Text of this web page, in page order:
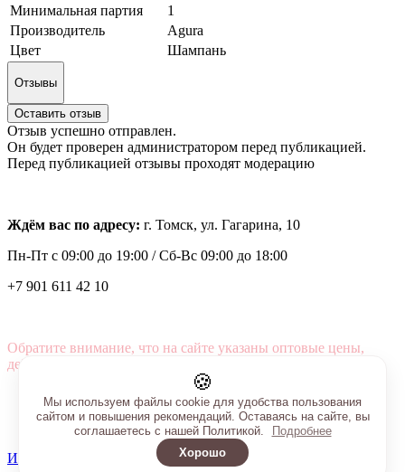
Минимальная партия
1
Производитель
Agura
Цвет
Шампань
Отзывы
Оставить отзыв
Отзыв успешно отправлен.
Он будет проверен администратором перед публикацией.
Перед публикацией отзывы проходят модерацию
Ждём вас по адресу: г. Томск, ул. Гагарина, 10
Пн-Пт с 09:00 до 19:00 /Сб-Вс 09:00 до 18:00
+7 901 611 42 10
Обратите внимание, что на сайте указаны оптовые цены,
действующие при первом заказе от 3000 рублей.
Интернет-магазин создан на InSales
🍪
Мы используем файлы cookie для удобства пользования
сайтом и повышения рекомендаций. Оставаясь на сайте, вы
соглашаетесь с нашей Политикой.
Подробнее
Хорошо